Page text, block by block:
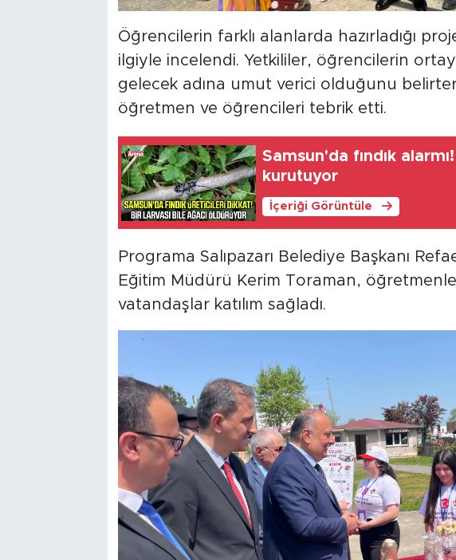
Öğrencilerin farklı alanlarda hazırladığı
ilgiyle incelendi. Yetkililer, öğrencilerin
gelecek adına umut verici olduğunu
öğretmen ve öğrencileri tebrik etti.
Samsun'da fındık
kurutuyor
İçeriği Görüntüle
Programa Salıpazarı Belediye Başkanı
Eğitim Müdürü Kerim Toraman,
vatandaşlar katılım sağladı.